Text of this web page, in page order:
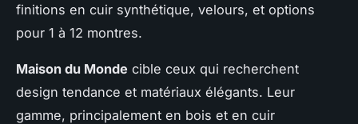
finitions en cuir synthétique, velours, et options
pour 1 à 12 montres.
Maison du Monde cible ceux qui recherchent
design tendance et matériaux élégants. Leur
gamme, principalement en bois et en cuir